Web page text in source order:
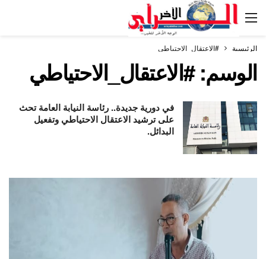
الرئيسية #الاعتقال_الاحتياطي
الوسم:#الاعتقال_الاحتياطي
في دورية جديدة.. رئاسة النيابة العامة تحث
على ترشيد الاعتقال الاحتياطي وتفعيل
البدائل.